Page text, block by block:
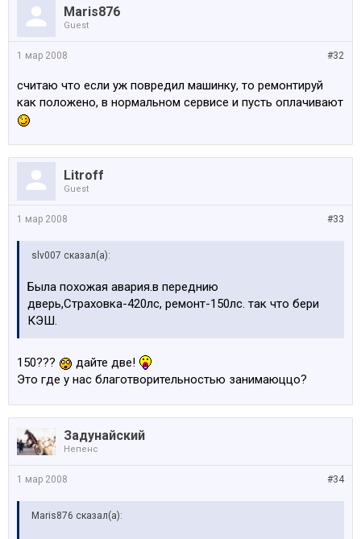
Maris876
Guest
#32
1 мар 2008
считаю что если уж повредил машинку, то ремонтируй
как положено, в нормальном сервисе и пусть оплачивают
Litroff
Guest
#33
1 мар 2008
slv007 сказал(а):
Была похожая авария.в переднию
дверь,Страховка-420лс, ремонт-150лс. так что бери
КЭШ.
150???
дайте две!
Это где у нас благотворительностью занимаюццо?
Задунайский
Непенс
#34
1 мар 2008
Maris876 сказал(а):